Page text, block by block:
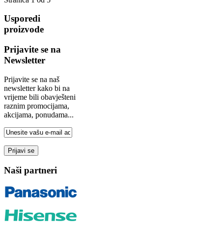
Usporedi
proizvode
Prijavite se na
Newsletter
Prijavite se na naš
newsletter kako bi na
vrijeme bili obavješteni
raznim promocijama,
akcijama, ponudama...
Naši partneri